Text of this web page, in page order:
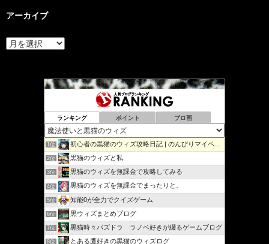
アーカイブ
ア
ー
ランキング ポイント ブロ画
1位 初心者の黒猫のウィズ攻略日記 | のんびりマイペースで攻略…
2位 黒猫のウィズと私
3位 黒猫のウィズを無課金で攻略してみる
4位 黒猫のウィズを無課金でまったりと。
5位 知能0が全力でクイズゲーム
6位 黒ウィズまとめブログ
7位 黒猫時々パズドラ ラノベ好きが綴るゲームブログ
8位 とある鷹好きの黒猫のウィズログ